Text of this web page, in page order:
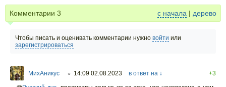
Комментарии 3 с начала | дерево
Чтобы писать и оценивать комментарии нужно войти или
зарегистрироваться
МихАникус ○ 14:09 02.08.2023 в ответ на ↓
+3